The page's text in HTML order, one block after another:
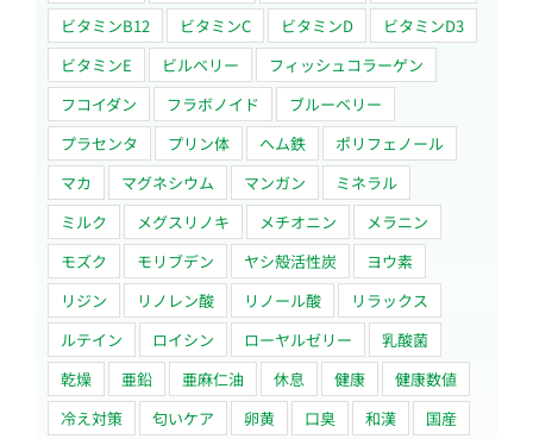
ビタミンB12
ビタミンC ビタミンD
ビタミンD3
ビタミンE
ビルベリー
フィッシュコラーゲン
フコイダン
フラボノイド
ブルーベリー
プラセンタ
プリン体 ヘム鉄
ポリフェノール
マカ
マグネシウム マンガン
ミネラル
ミルク
メグスリノキ メチオニン
メラニン
モズク
モリブデン ヤシ殻活性炭
ヨウ素
リジン
リノレン酸 リノール酸
リラックス
ルテイン
ロイシン ローヤルゼリー
乳酸菌
乾燥
亜鉛 亜麻仁油 休息 健康
健康数値
冷え対策
匂いケア 卵黄 口臭 和漢
国産